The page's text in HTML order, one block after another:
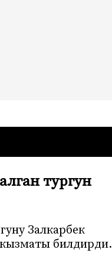
тургун
Залкарбек
билдирди.